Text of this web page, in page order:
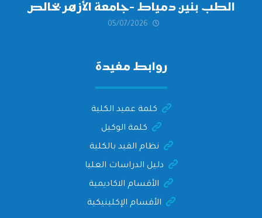
الطب بنين دمياط -جامعة الأزهر بخالص
التهنئة وأصدق الأمنيات إلى الأستاذ
05/07/2026
روابط مفيدة
كلمة عميد الكلية
كلمة الوكيل
نظام القيد بالكلية
دليل الدراسات العليا
الأقسام الاكاديمية
الأقسام الإكلينيكية